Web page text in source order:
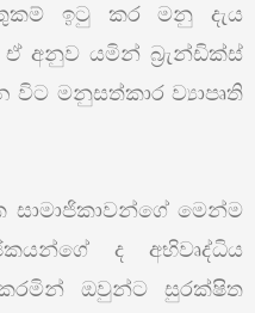
ඉටු කර මනු දැය
අනුව යමින් බ්‍රැන්ඩික්ස්
මනුසත්කාර ව්‍යාපෘති
සාමාජිකාවන්ගේ මෙන්ම
ද අභිවෘද්ධිය
ඔවුන්ට සුරක්ෂිත